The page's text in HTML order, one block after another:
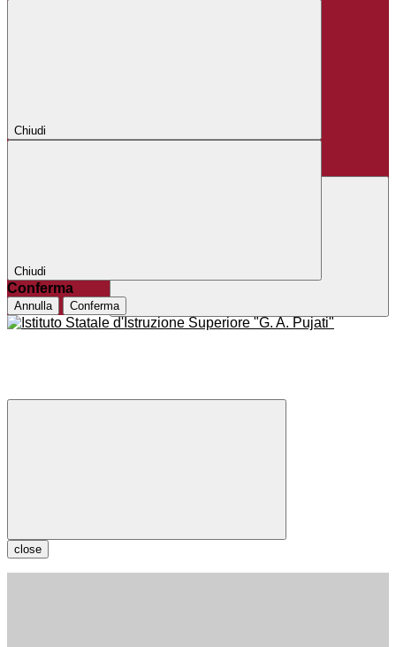
Chiudi
Chiudi
Conferma
Annulla Conferma
close